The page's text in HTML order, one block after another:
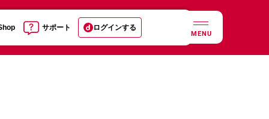
サポート ログインする
MENU